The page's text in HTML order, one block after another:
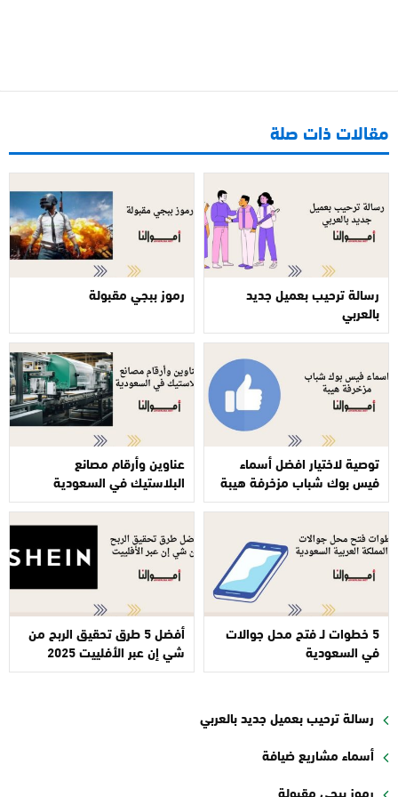
مقالات ذات صلة
رسالة ترحيب بعميل جديد
بالعربي
رموز ببجي مقبولة
توصية لاختيار افضل أسماء
فيس بوك شباب مزخرفة هيبة
عناوين وأرقام مصانع
البلاستيك في السعودية
5 خطوات لـ فتح محل جوالات
في السعودية
أفضل 5 طرق تحقيق الربح من
شي إن عبر الأفلييت 2025
رسالة ترحيب بعميل جديد بالعربي
أسماء مشاريع ضيافة
رموز ببجي مقبولة